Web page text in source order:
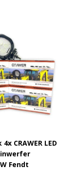
CRAWER LED
Fendt